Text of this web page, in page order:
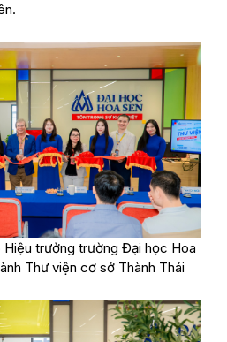
Hiệu trưởng trường Đại học Hoa
Thư viện cơ sở Thành Thái